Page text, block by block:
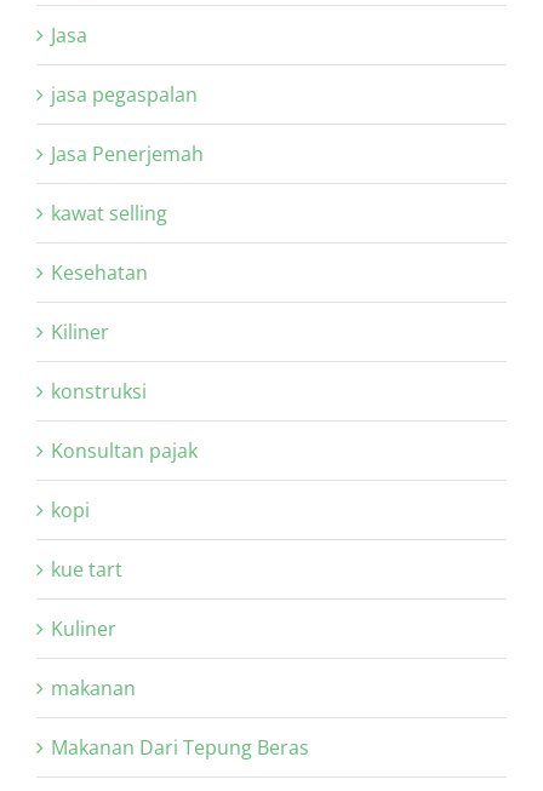
Jasa
jasa pegaspalan
Jasa Penerjemah
kawat selling
Kesehatan
Kiliner
konstruksi
Konsultan pajak
kopi
kue tart
Kuliner
makanan
Makanan Dari Tepung Beras